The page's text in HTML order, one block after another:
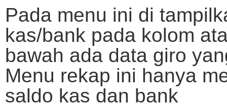
Pada menu ini di
kas/bank pada kolom
bawah ada data giro
Menu rekap ini hanya
saldo kas dan bank